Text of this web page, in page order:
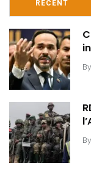
RECENT
By
By